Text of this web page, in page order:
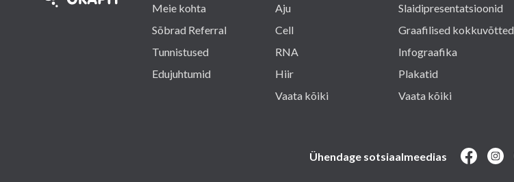
Meie kohta
Sõbrad Referral
Tunnistused
Edujuhtumid
Aju
Cell
RNA
Hiir
Vaata kõiki
Slaidipresentatsioonid
Graafilised kokkuvõtted
Infograafika
Plakatid
Vaata kõiki
Ühendage sotsiaalmeedias